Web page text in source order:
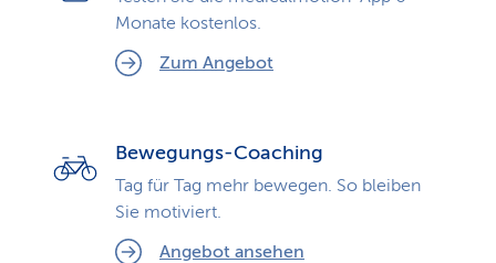
Monate kostenlos.
Zum Angebot
Bewegungs-Coaching
Tag für Tag mehr bewegen. So bleiben
Sie motiviert.
Angebot ansehen